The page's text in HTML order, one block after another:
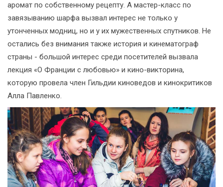
аромат по собственному рецепту. А мастер-класс по
завязыванию шарфа вызвал интерес не только у
утонченных модниц, но и у их мужественных спутников. Не
остались без внимания также история и кинематограф
страны - большой интерес среди посетителей вызвала
лекция «О Франции с любовью» и кино-викторина,
которую провела член Гильдии киноведов и кинокритиков
Алла Павленко.